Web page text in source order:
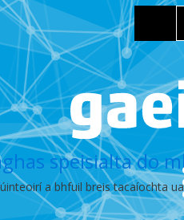
speisialta do
a bhfuil breis tacaíochta